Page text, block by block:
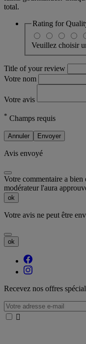
total.
Rating for
Veuillez choisir
Title of your review
Votre nom
Votre avis
* Champs requis
Annuler Envoyer
Avis envoyé
Votre commentaire a bien
modérateur l'aura
ok
Votre avis ne peut être
ok
Recevez nos offres
